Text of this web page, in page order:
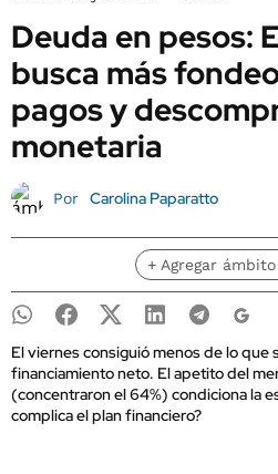
Deuda en pesos:
busca más
pagos y
monetaria
Por Carolina Paparatto
+ Agregar
El viernes consiguió menos de lo que
financiamiento neto. El apetito del
(concentraron el 64%) condiciona la
complica el plan financiero?